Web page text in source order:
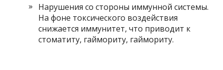
Нарушения со стороны иммунной системы.
На фоне токсического воздействия
снижается иммунитет, что приводит к
стоматиту, гаймориту, гаймориту.